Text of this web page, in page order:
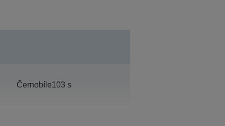
Černobíle103 s